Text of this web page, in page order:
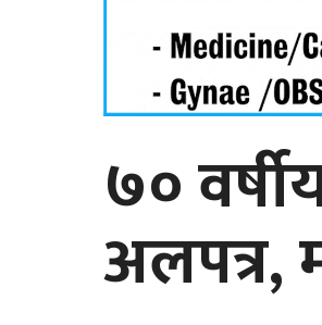
७०
अलपत्र,